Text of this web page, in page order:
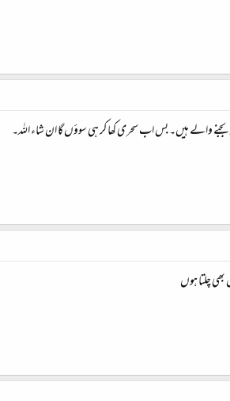
والے ہیں۔ بس اب سحری کھا کر ہی سوؤں گا ان شاء اللہ۔
چلتا ہوں